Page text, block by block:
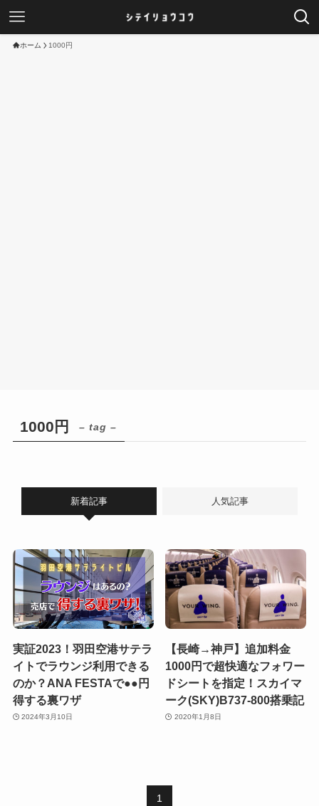
ホーム 1000円
1000円 – tag –
新着記事 人気記事
実証2023！羽田空港サテラ
イトでラウンジ利用できる
のか？ANA FESTAで●●円
得する裏ワザ
2024年3月10日
【長崎→神戸】追加料金
1000円で超快適なフォワー
ドシートを指定！スカイマ
ーク(SKY)B737-800搭乗記
2020年1月8日
1